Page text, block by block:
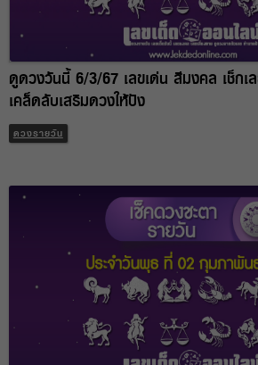
ดูดวงวันนี้ 6/3/67 เลขเด่น สีมงคล เช็ก
เคล็ดลับเสริมดวงให้ปัง
ดวงรายวัน